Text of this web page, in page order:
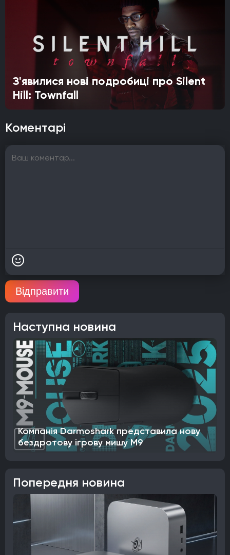
З'явилися нові подробиці про Silent
Hill: Townfall
Коментарі
Відправити
Наступна новина
Компанія Darmoshark представила нову
бездротову ігрову мишу M9
Попередня новина